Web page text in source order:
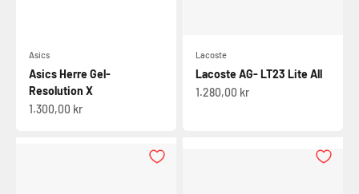
Asics
Asics Herre Gel-
Resolution X
Salgspris
1.300,00 kr
Lacoste
Lacoste AG- LT23 Lite All
Salgspris
1.280,00 kr